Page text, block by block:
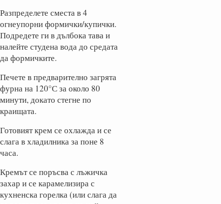
Разпределете сместа в 4
огнеупорни формички/купички.
Подредете ги в дълбока тава и
налейте студена вода до средата
да формичките.
Печете в предварително загрята
фурна на 120°С за около 80
минути, докато стегне по
краищата.
Готовият крем се охлажда и се
слага в хладилника за поне 8
часа.
Кремът се поръсва с лъжичка
захар и се карамелизира с
кухненска горелка (или слага да